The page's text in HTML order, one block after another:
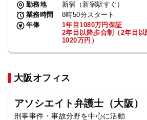
勤務地
新宿（新宿駅すぐ）
業務時間
8時50分スタート
年俸
1年目1080万円保証
2年目以降歩合制（2年目
1020万円）
大阪オフィス
アソシエイト弁護士（大阪）
刑事事件・事故分野を中心に活動
特設サイト
相談先情報サイト
法人グループ
プライバシーポリシー 利用規約